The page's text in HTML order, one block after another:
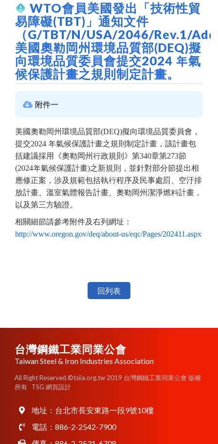
WTO會員美國發出「技術性貿
易障礙(TBT)」通知文件
（G/TBT/N/USA/2046/Rev.1/
美國奧勒岡州環境品質部(DEQ)擬
向環境品質委員會提交2024 年氣
候保護計畫之規則制定計畫。
附件一
美國奧勒岡州環境品質部(DEQ)擬向環境品質委員會，
提交2024 年氣候保護計畫之規則制定計畫，該計畫包
括建議採用《奧勒岡州行政規則》第340章第273節
(2024年氣候保護計畫)之新規則，並針對部分節提出相
應修正案，涉及規範包括執行程序及民事處罰、空汙排
放計畫、溫室氣體報告計畫、奧勒岡州潔淨燃料計畫，
以及第三方驗證。
相關細節請參考附件及右列網址：
http://www.oregon.gov/deq/about-us/eqc/Pages/202411.aspx
回列表
台灣鋼鐵工業同業公會
Taiwan Steel & Iron Industries Association
All Right Reserved.©tsiia.org.tw 2019 台灣鋼鐵工業同業公會 版權
所有 TSG 網頁設計
地址： 台北市長安東路一段9號10樓
電話： 886-2-2542-7900